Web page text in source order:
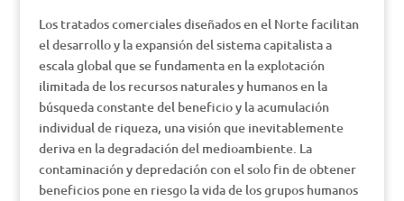
Los tratados comerciales diseñados en el Norte facilitan
el desarrollo y la expansión del sistema capitalista a
escala global que se fundamenta en la explotación
ilimitada de los recursos naturales y humanos en la
búsqueda constante del beneficio y la acumulación
individual de riqueza, una visión que inevitablemente
deriva en la degradación del medioambiente. La
contaminación y depredación con el solo fin de obtener
beneficios pone en riesgo la vida de los grupos humanos